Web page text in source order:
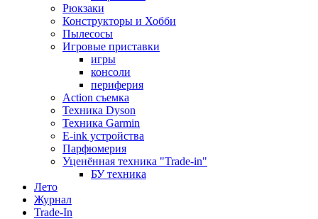
Рюкзаки
Конструкторы и Хобби
Пылесосы
Игровые приставки
игры
консоли
периферия
Action съемка
Техника Dyson
Техника Garmin
E-ink устройства
Парфюмерия
Уценённая техника "Trade-in"
БУ техника
Лето
Журнал
Trade-In